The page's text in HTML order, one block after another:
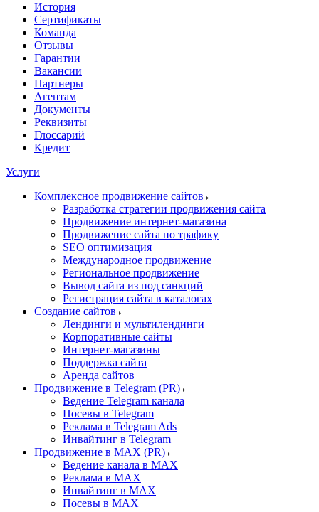
История
Сертификаты
Команда
Отзывы
Гарантии
Вакансии
Партнеры
Агентам
Документы
Реквизиты
Глоссарий
Кредит
Услуги
Комплексное продвижение сайтов
Разработка стратегии продвижения сайта
Продвижение интернет-магазина
Продвижение сайта по трафику
SEO оптимизация
Международное продвижение
Региональное продвижение
Вывод сайта из под санкций
Регистрация сайта в каталогах
Создание сайтов
Лендинги и мультилендинги
Корпоративные сайты
Интернет-магазины
Поддержка сайта
Аренда сайтов
Продвижение в Telegram (PR)
Ведение Telegram канала
Посевы в Telegram
Реклама в Telegram Ads
Инвайтинг в Telegram
Продвижение в MAX (PR)
Ведение канала в MAX
Реклама в MAX
Инвайтинг в MAX
Посевы в MAX